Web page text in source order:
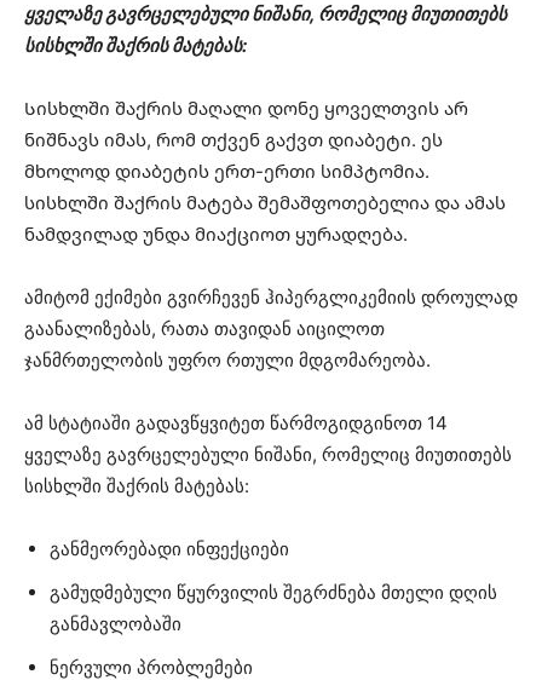
ყველაზე გავრცელებული ნიშანი, რომელიც მიუთითებს
სისხლში შაქრის მატებას:
Სისხლში შაქრის მაღალი დონე ყოველთვის არ
ნიშნავს იმას, რომ თქვენ გაქვთ დიაბეტი. ეს
მხოლოდ დიაბეტის ერთ-ერთი სიმპტომია.
სისხლში შაქრის მატება შემაშფოთებელია და ამას
ნამდვილად უნდა მიაქციოთ ყურადღება.
ამიტომ ექიმები გვირჩევენ ჰიპერგლიკემიის დროულად
გაანალიზებას, რათა თავიდან აიცილოთ
ჯანმრთელობის უფრო რთული მდგომარეობა.
ამ სტატიაში გადავწყვიტეთ წარმოგიდგინოთ 14
ყველაზე გავრცელებული ნიშანი, რომელიც მიუთითებს
სისხლში შაქრის მატებას:
განმეორებადი ინფექციები
გამუდმებული წყურვილის შეგრძნება მთელი დღის
განმავლობაში
ნერვული პრობლემები